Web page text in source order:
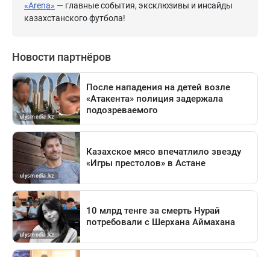
«Arena» — главные события, эксклюзивы и инсайды
казахстанского футбола!